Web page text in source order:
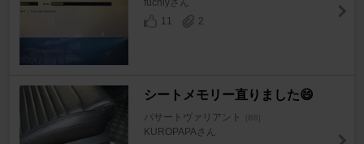
fuchiyさん
11
2
シートメモリー直りました😄
パサートヴァリアント [B8]
KUROPAPAさん